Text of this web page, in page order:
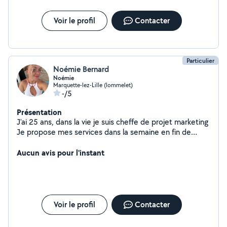
Voir le profil Contacter
Particulier
Noémie Bernard
Noémie
Marquette-lez-Lille (lommelet)
-/5
Présentation
J'ai 25 ans, dans la vie je suis cheffe de projet marketing
Je propose mes services dans la semaine en fin de
espagnol pour tous les niveaux, j'en ai déjà donné
passionnée et j'ai déjà pu faire des photos d'animaux +
mariages
Aucun avis pour l'instant
Voir le profil Contacter